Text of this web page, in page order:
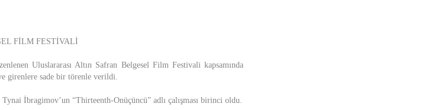
FİLM FESTİVALİ
Uluslararası Altın Safran Belgesel Film Festivali kapsamında
girenlere sade bir törenle verildi.
İbragimov’un “Thirteenth-Onüçüncü” adlı çalışması birinci oldu.